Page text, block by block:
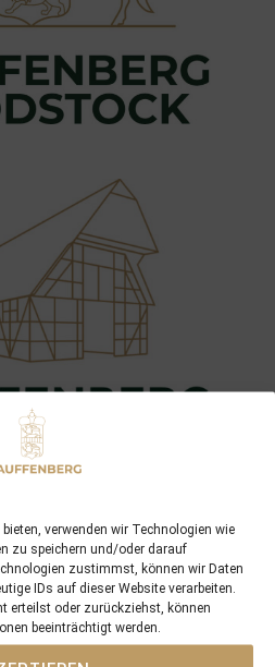
verwenden wir Technologien wie
zu speichern und/oder darauf
zustimmst, können wir Daten
IDs auf dieser Website verarbeiten.
erteilst oder zurückziehst, können
beeinträchtigt werden.